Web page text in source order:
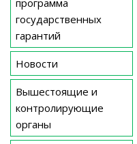
программа
государственных
гарантий
Новости
Вышестоящие и
контролирующие
органы